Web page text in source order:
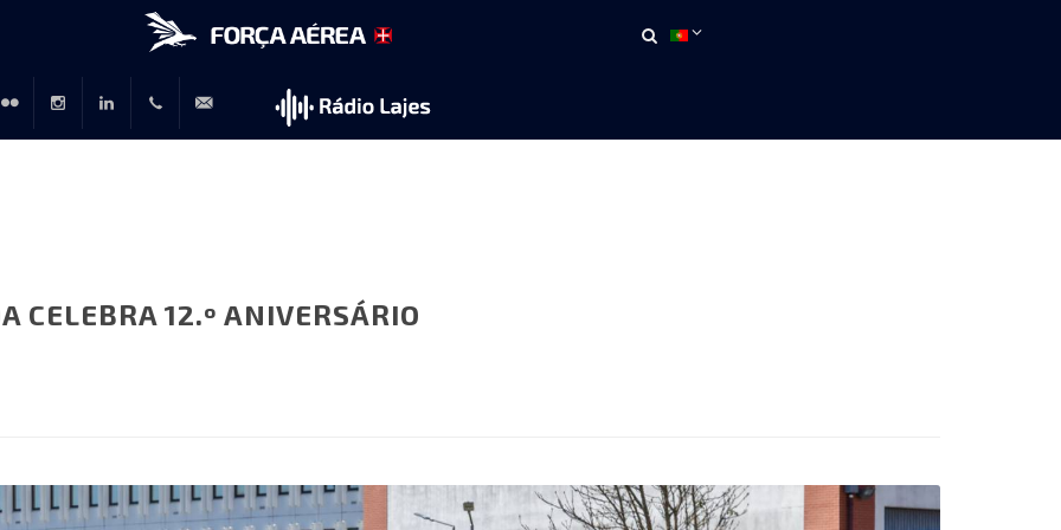
CELEBRA 12.º ANIVERSÁRIO